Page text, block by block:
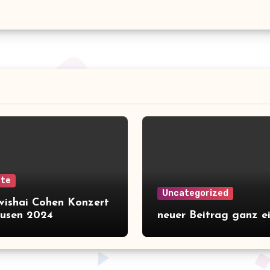
Cohen Konzert
2024
Uncategorized
neuer Beitrag ganz